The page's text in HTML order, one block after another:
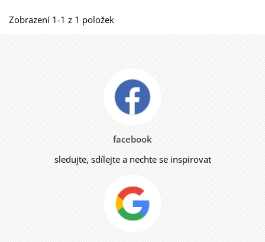
Zobrazení 1-1 z 1 položek
facebook
sledujte, sdílejte a nechte se inspirovat